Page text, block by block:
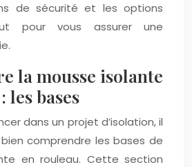
de sécurité et les options
pour vous assurer une
la mousse isolante
les bases
dans un projet d’isolation, il
comprendre les bases de
en rouleau. Cette section